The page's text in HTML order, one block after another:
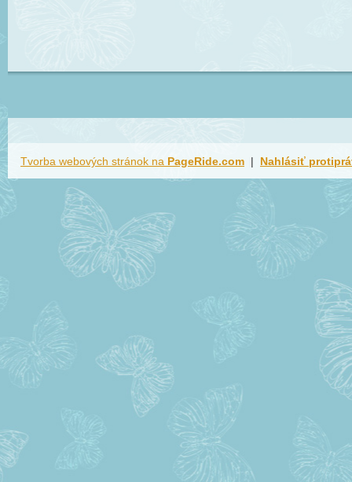
Tvorba webových stránok na PageRide.com | Nahlásiť